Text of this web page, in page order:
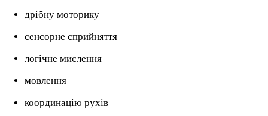
дрібну моторику
сенсорне сприйняття
логічне мислення
мовлення
координацію рухів